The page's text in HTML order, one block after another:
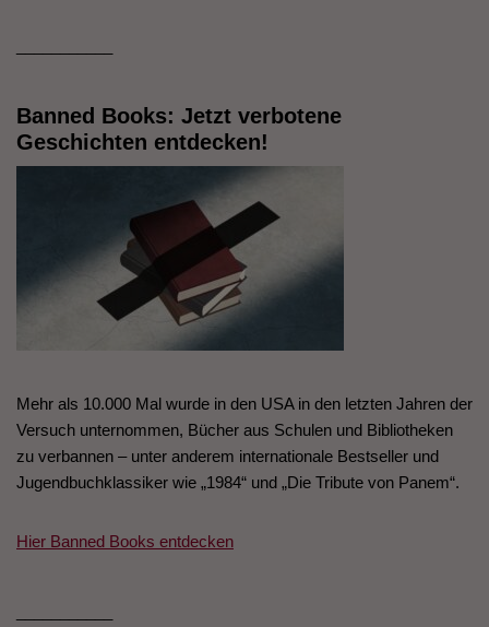
Banned Books: Jetzt verbotene
Geschichten entdecken!
Mehr als 10.000 Mal wurde in den USA in den letzten Jahren der
Versuch unternommen, Bücher aus Schulen und Bibliotheken
zu verbannen – unter anderem internationale Bestseller und
Jugendbuchklassiker wie „1984“ und „Die Tribute von Panem“.
Hier Banned Books entdecken